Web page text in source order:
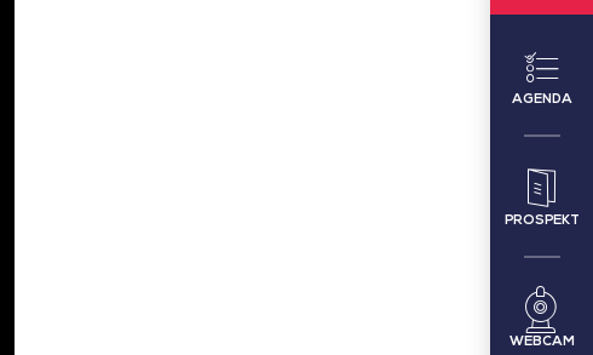
AGENDA
PROSPEKT
WEBCAM